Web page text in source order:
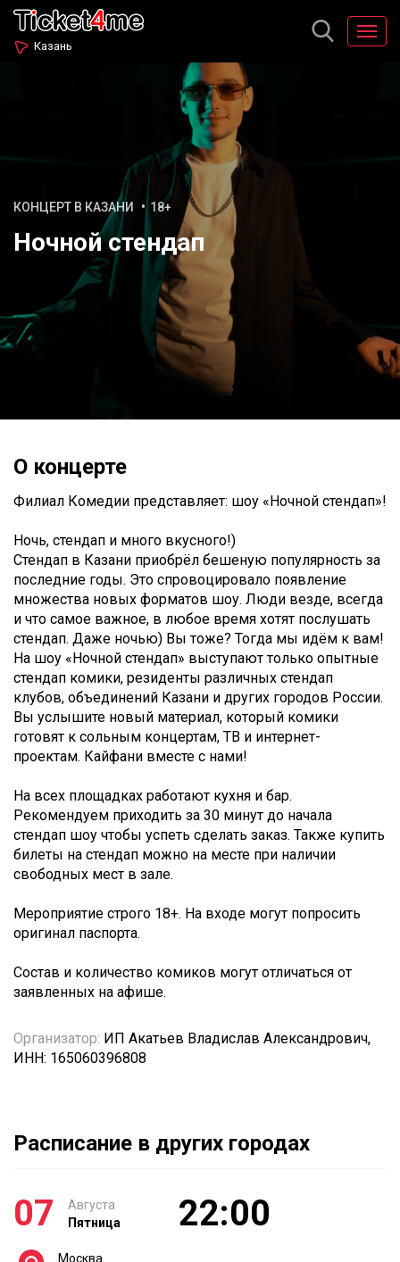
Казань
КОНЦЕРТ В КАЗАНИ 18+
Ночной стендап
О концерте
Филиал Комедии представляет: шоу «Ночной стендап»!
Ночь, стендап и много вкусного!)
Стендап в Казани приобрёл бешеную популярность за
последние годы. Это спровоцировало появление
множества новых форматов шоу. Люди везде, всегда
и что самое важное, в любое время хотят послушать
стендап. Даже ночью) Вы тоже? Тогда мы идём к вам!
На шоу «Ночной стендап» выступают только опытные
стендап комики, резиденты различных стендап
клубов, объединений Казани и других городов России.
Вы услышите новый материал, который комики
готовят к сольным концертам, ТВ и интернет-
проектам. Кайфани вместе с нами!
На всех площадках работают кухня и бар.
Рекомендуем приходить за 30 минут до начала
стендап шоу чтобы успеть сделать заказ. Также купить
билеты на стендап можно на месте при наличии
свободных мест в зале.
Мероприятие строго 18+. На входе могут попросить
оригинал паспорта.
Состав и количество комиков могут отличаться от
заявленных на афише.
Организатор: ИП Акатьев Владислав Александрович,
ИНН: 165060396808
Расписание в других городах
07
Августа
Пятница
22:00
Москва